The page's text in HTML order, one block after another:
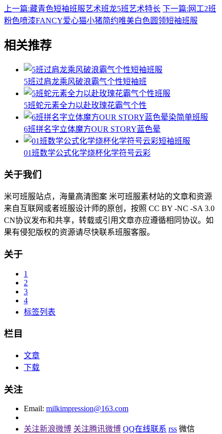
上一篇:藏青色短袖班服艺术班龙5班艺术特长 下一篇:网工2班
粉色喷漆FANCY爱心猫小猪简约唯美白色圆领短袖班服
相关推荐
5班过肩龙乘风破浪霸气个性短袖班
5班蛇元素全力以赴玫瑰花霸气个性
6班拼名字立体魔方OUR STORY蓝色晕
01班数学公式化学烧杯化学符号云彩
关于我们
米可班服站点，海量高清图案 米可班服素材站的文章和资源
来自互联网或者班服设计师的原创，按照 CC BY -NC -SA 3.0
CN协议发布和共享，转载或引用文章亦应遵循相同协议。如
果有侵犯版权的资源请尽快联系班服客服。
关于
1
2
3
4
标签列表
栏目
文章
下载
关注
Email: milkimpression@163.com
关注新浪微博 关注腾讯微博 QQ在线联系 rss 微信